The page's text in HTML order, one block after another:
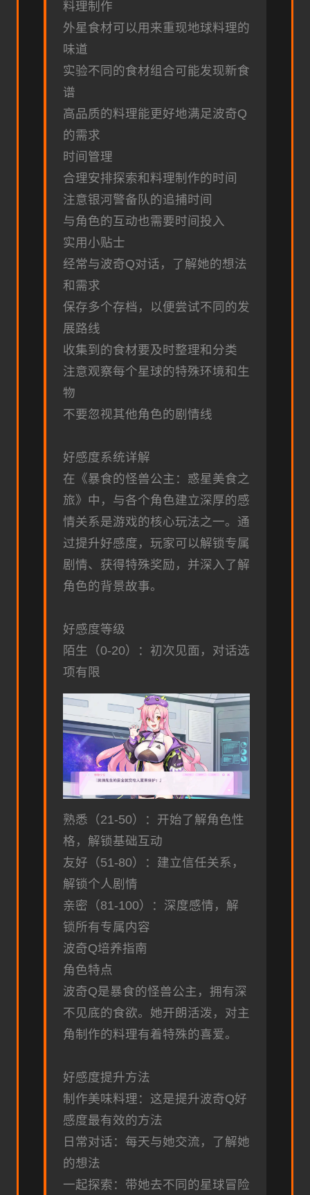
料理制作
外星食材可以用来重现地球料理的
味道
实验不同的食材组合可能发现新食
谱
高品质的料理能更好地满足波奇Q
的需求
时间管理
合理安排探索和料理制作的时间
注意银河警备队的追捕时间
与角色的互动也需要时间投入
实用小贴士
经常与波奇Q对话，了解她的想法
和需求
保存多个存档，以便尝试不同的发
展路线
收集到的食材要及时整理和分类
注意观察每个星球的特殊环境和生
物
不要忽视其他角色的剧情线
好感度系统详解
在《暴食的怪兽公主：惑星美食之
旅》中，与各个角色建立深厚的感
情关系是游戏的核心玩法之一。通
过提升好感度，玩家可以解锁专属
剧情、获得特殊奖励，并深入了解
角色的背景故事。
好感度等级
陌生（0-20）：初次见面，对话选
项有限
熟悉（21-50）：开始了解角色性
格，解锁基础互动
友好（51-80）：建立信任关系，
解锁个人剧情
亲密（81-100）：深度感情，解
锁所有专属内容
波奇Q培养指南
角色特点
波奇Q是暴食的怪兽公主，拥有深
不见底的食欲。她开朗活泼，对主
角制作的料理有着特殊的喜爱。
好感度提升方法
制作美味料理：这是提升波奇Q好
感度最有效的方法
日常对话：每天与她交流，了解她
的想法
一起探索：带她去不同的星球冒险